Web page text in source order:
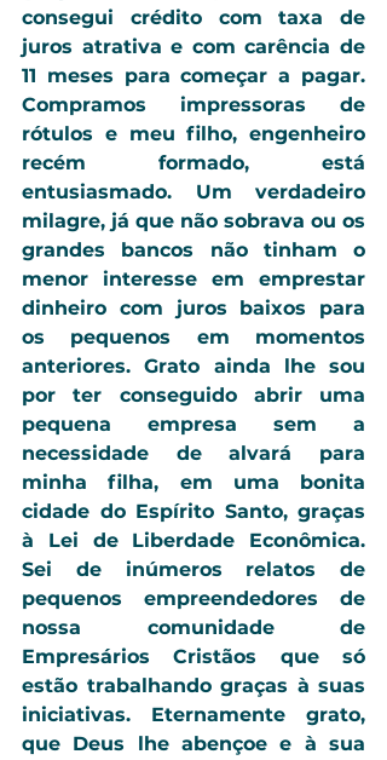
consegui crédito com taxa de
juros atrativa e com carência de
11 meses para começar a pagar.
Compramos impressoras de
rótulos e meu filho, engenheiro
recém formado, está
entusiasmado. Um verdadeiro
milagre, já que não sobrava ou os
grandes bancos não tinham o
menor interesse em emprestar
dinheiro com juros baixos para
os pequenos em momentos
anteriores. Grato ainda lhe sou
por ter conseguido abrir uma
pequena empresa sem a
necessidade de alvará para
minha filha, em uma bonita
cidade do Espírito Santo, graças
à Lei de Liberdade Econômica.
Sei de inúmeros relatos de
pequenos empreendedores de
nossa comunidade de
Empresários Cristãos que só
estão trabalhando graças à suas
iniciativas. Eternamente grato,
que Deus lhe abençoe e à sua